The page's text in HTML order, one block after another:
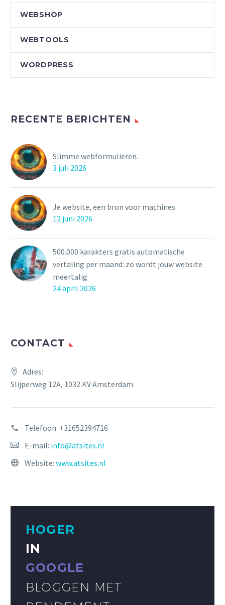
WEBSHOP
WEBTOOLS
WORDPRESS
RECENTE BERICHTEN
Slimme webformulieren.
3 juli 2026
Je website, een bron voor machines
12 juni 2026
500.000 karakters gratis automatische
vertaling per maand: zo wordt jouw website
meertalig
24 april 2026
CONTACT
Adres:
Slijperweg 12A, 1032 KV Amsterdam
Telefoon: +31652394716
E-mail: info@atsites.nl
Website: www.atsites.nl
HOGER
IN
GOOGLE
BLOGGEN MET